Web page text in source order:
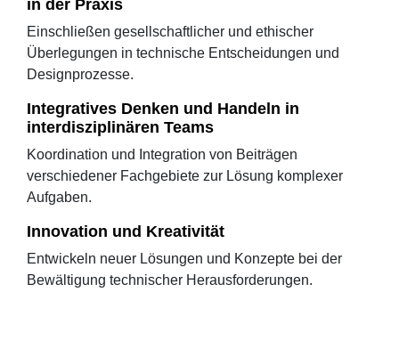
in der Praxis
Einschließen gesellschaftlicher und ethischer
Überlegungen in technische Entscheidungen und
Designprozesse.
Integratives Denken und Handeln in
interdisziplinären Teams
Koordination und Integration von Beiträgen
verschiedener Fachgebiete zur Lösung komplexer
Aufgaben.
Innovation und Kreativität
Entwickeln neuer Lösungen und Konzepte bei der
Bewältigung technischer Herausforderungen.